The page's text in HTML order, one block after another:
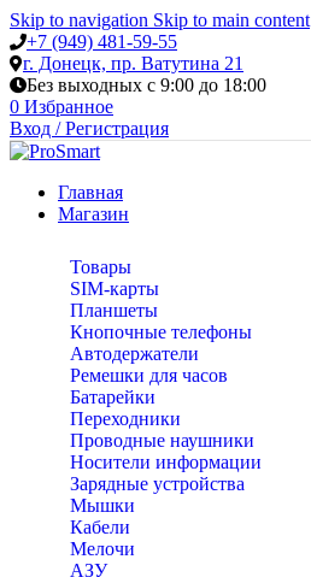
Skip to navigation Skip to main content
+7 (949) 481-59-55
г. Донецк, пр. Ватутина 21
Без выходных с 9:00 до 18:00
0 Избранное
Вход / Регистрация
Главная
Магазин
Товары
SIM-карты
Планшеты
Кнопочные телефоны
Автодержатели
Ремешки для часов
Батарейки
Переходники
Проводные наушники
Носители информации
Зарядные устройства
Мышки
Кабели
Мелочи
АЗУ